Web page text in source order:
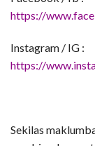
https://
Instagram / IG :
https://
Sekilas